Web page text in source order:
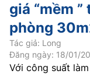
giá “mềm
phòng
Tác giả: Long
Đăng ngày: 18/01/
Với công suất